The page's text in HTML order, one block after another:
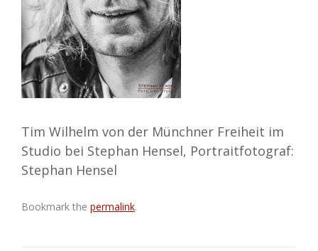
Tim Wilhelm von der Münchner Freiheit im
Studio bei Stephan Hensel, Portraitfotograf:
Stephan Hensel
Bookmark the permalink.